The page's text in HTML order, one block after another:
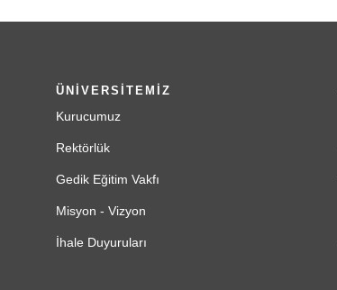
ÜNİVERSİTEMİZ
Kurucumuz
Rektörlük
Gedik Eğitim Vakfı
Misyon - Vizyon
İhale Duyuruları